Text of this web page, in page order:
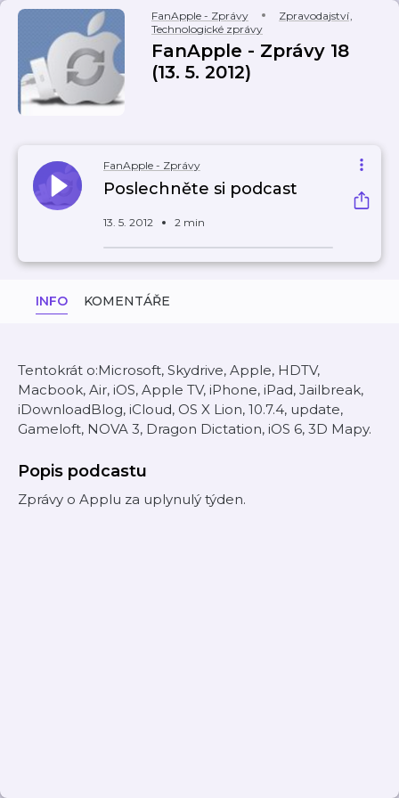
FanApple - Zprávy Zpravodajství,
Technologické zprávy
FanApple - Zprávy 18
(13. 5. 2012)
FanApple - Zprávy
Poslechněte si podcast
13. 5. 2012 2 min
INFO KOMENTÁŘE
Tentokrát o:Microsoft, Skydrive, Apple, HDTV,
Macbook, Air, iOS, Apple TV, iPhone, iPad, Jailbreak,
iDownloadBlog, iCloud, OS X Lion, 10.7.4, update,
Gameloft, NOVA 3, Dragon Dictation, iOS 6, 3D Mapy.
Popis podcastu
Zprávy o Applu za uplynulý týden.